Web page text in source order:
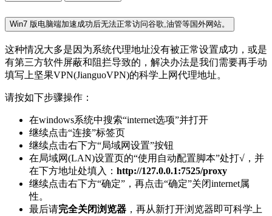
Win7 版电脑端加速成功后无法正常访问谷歌,油管等国外网站。
这种情况大多是因为系统代理地址没有被正常设置成功，或是
有第三方软件屏蔽和阻拦导致的，解决办法是我们需要再手动
填写上坚果VPN(JianguoVPN)的科学上网代理地址。
请按如下步骤操作：
在windows系统中搜索“internet选项”并打开
继续点击“连接”标签页
继续点击右下方“局域网设置”按钮
在局域网(LAN)设置页的“使用自动配置脚本”处打√，并
在下方地址处填入： http://127.0.0.1:7525/proxy
继续点击右下方“确定”，再点击“确定”关闭internet属
性。
最后请完全关闭浏览器 ，再从新打开浏览器即可科学上